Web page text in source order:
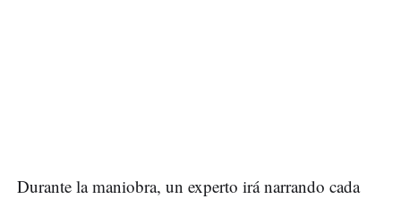
Durante la maniobra, un experto irá narrando cada